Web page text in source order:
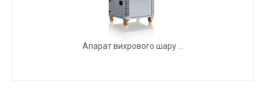
Апарат вихрового шару ...